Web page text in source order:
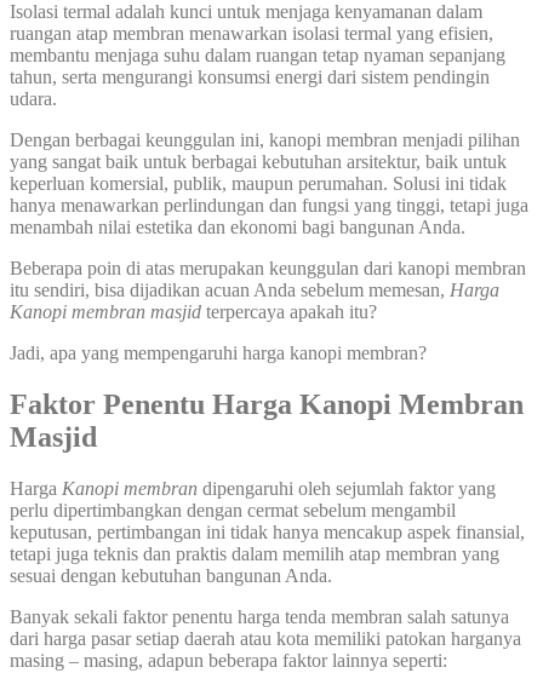
Isolasi termal adalah kunci untuk menjaga kenyamanan dalam
ruangan atap membran menawarkan isolasi termal yang efisien,
membantu menjaga suhu dalam ruangan tetap nyaman sepanjang
tahun, serta mengurangi konsumsi energi dari sistem pendingin
udara.
Dengan berbagai keunggulan ini, kanopi membran menjadi pilihan
yang sangat baik untuk berbagai kebutuhan arsitektur, baik untuk
keperluan komersial, publik, maupun perumahan. Solusi ini tidak
hanya menawarkan perlindungan dan fungsi yang tinggi, tetapi juga
menambah nilai estetika dan ekonomi bagi bangunan Anda.
Beberapa poin di atas merupakan keunggulan dari kanopi membran
itu sendiri, bisa dijadikan acuan Anda sebelum memesan, Harga
Kanopi membran masjid terpercaya apakah itu?
Jadi, apa yang mempengaruhi harga kanopi membran?
Faktor Penentu Harga Kanopi Membran
Masjid
Harga Kanopi membran dipengaruhi oleh sejumlah faktor yang
perlu dipertimbangkan dengan cermat sebelum mengambil
keputusan, pertimbangan ini tidak hanya mencakup aspek finansial,
tetapi juga teknis dan praktis dalam memilih atap membran yang
sesuai dengan kebutuhan bangunan Anda.
Banyak sekali faktor penentu harga tenda membran salah satunya
dari harga pasar setiap daerah atau kota memiliki patokan harganya
masing – masing, adapun beberapa faktor lainnya seperti: